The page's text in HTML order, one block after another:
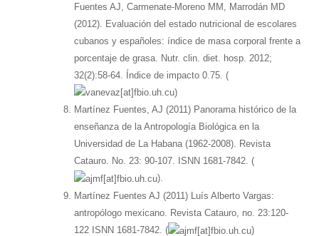
Fuentes AJ, Carmenate-Moreno MM, Marrodán MD
(2012). Evaluación del estado nutricional de escolares
cubanos y españoles: índice de masa corporal frente a
porcentaje de grasa. Nutr. clin. diet. hosp. 2012;
32(2):58-64. Índice de impacto 0.75. (
)
Martínez Fuentes, AJ (2011) Panorama histórico de la
enseñanza de la Antropología Biológica en la
Universidad de La Habana (1962-2008). Revista
Catauro. No. 23: 90-107. ISNN 1681-7842. (
).
Martínez Fuentes AJ (2011) Luís Alberto Vargas:
antropólogo mexicano. Revista Catauro, no. 23:120-
122 ISNN 1681-7842. (
)